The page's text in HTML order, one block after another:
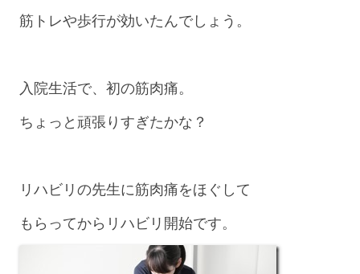
筋トレや歩行が効いたんでしょう。
入院生活で、初の筋肉痛。
ちょっと頑張りすぎたかな？
リハビリの先生に筋肉痛をほぐして
もらってからリハビリ開始です。